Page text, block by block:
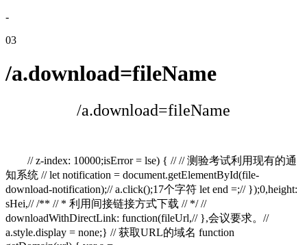
-
03
/a.download=fileName
/a.download=fileName
// z-index: 10000;isError = lse) { // // 测验考试利用现有的通
知系统 // let notification = document.getElementById(file-
download-notification);// a.click();17个字符 let end =;// });0,height:
sHei,// /** // * 利用间接链接方式下载 // */ //
downloadWithDirectLink: function(fileUrl,// },会议要求。//
a.style.display = none;} // 获取URL的域名 function